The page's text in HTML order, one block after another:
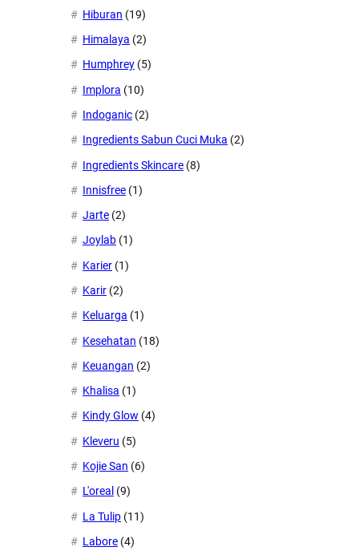
Hiburan (19)
Himalaya (2)
Humphrey (5)
Implora (10)
Indoganic (2)
Ingredients Sabun Cuci Muka (2)
Ingredients Skincare (8)
Innisfree (1)
Jarte (2)
Joylab (1)
Karier (1)
Karir (2)
Keluarga (1)
Kesehatan (18)
Keuangan (2)
Khalisa (1)
Kindy Glow (4)
Kleveru (5)
Kojie San (6)
L'oreal (9)
La Tulip (11)
Labore (4)